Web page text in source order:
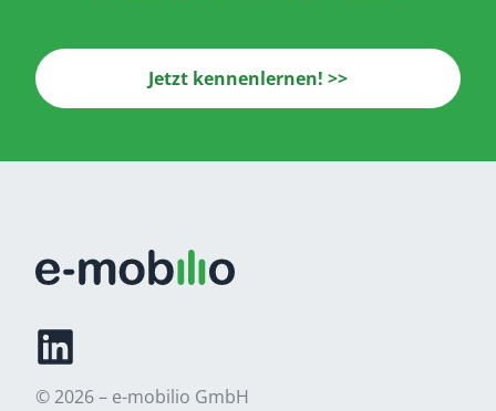
Jetzt kennenlernen! >>
© 2026 – e-mobilio GmbH